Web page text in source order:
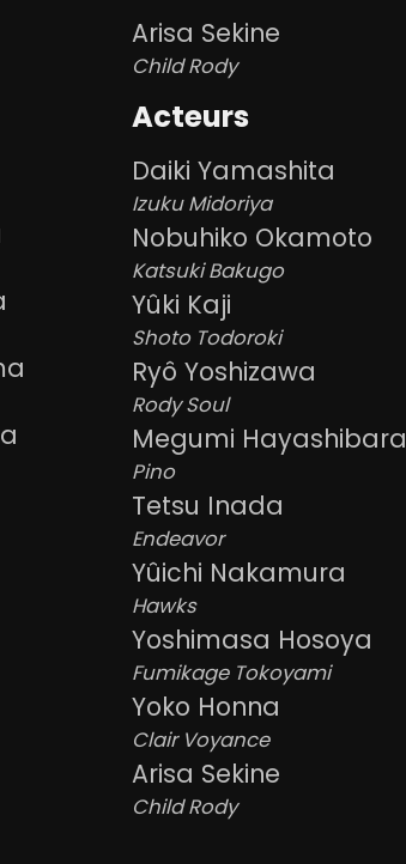
Arisa Sekine
Child Rody
Acteurs
Daiki Yamashita
Izuku Midoriya
Nobuhiko Okamoto
Katsuki Bakugo
Yûki Kaji
Shoto Todoroki
Ryô Yoshizawa
Rody Soul
Megumi Hayashibara
Pino
Tetsu Inada
Endeavor
Yûichi Nakamura
Hawks
Yoshimasa Hosoya
Fumikage Tokoyami
Yoko Honna
Clair Voyance
Arisa Sekine
Child Rody